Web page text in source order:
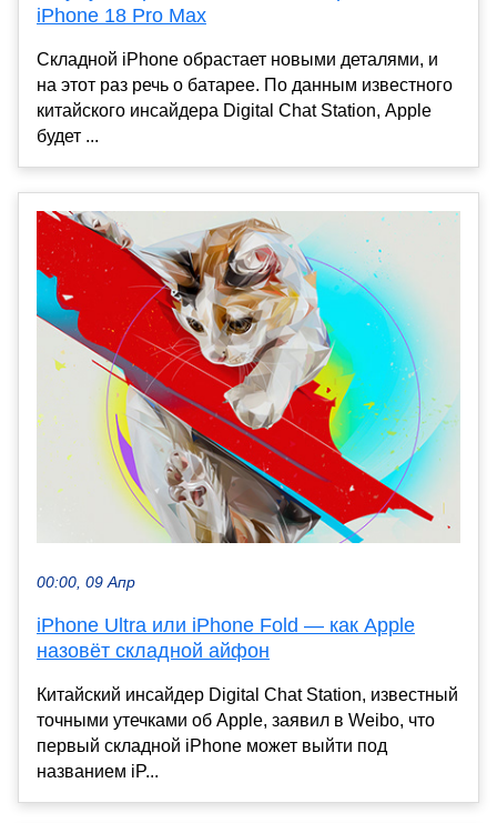
iPhone 18 Pro Max
Складной iPhone обрастает новыми деталями, и
на этот раз речь о батарее. По данным известного
китайского инсайдера Digital Chat Station, Apple
будет ...
00:00, 09 Апр
iPhone Ultra или iPhone Fold — как Apple
назовёт складной айфон
Китайский инсайдер Digital Chat Station, известный
точными утечками об Apple, заявил в Weibo, что
первый складной iPhone может выйти под
названием iP...